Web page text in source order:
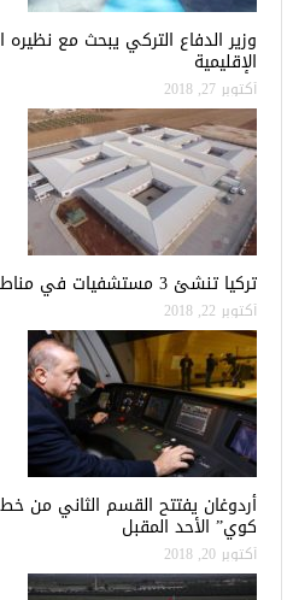
وزير الدفاع التركي يبحث مع نظيره
الإقليمية
أكتوبر 27, 2018
تركيا تنشئ 3 مستشفيات في مناطق درع الفرات بسوريا
أكتوبر 22, 2018
أردوغان يفتتح القسم الثاني من
كوي” الأحد المقبل
أكتوبر 20, 2018